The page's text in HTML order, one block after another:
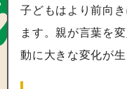
子どもはより前向
ます。親が言葉を
動に大きな変化が生